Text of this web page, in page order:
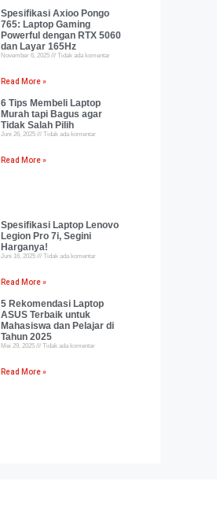
Spesifikasi Axioo Pongo
765: Laptop Gaming
Powerful dengan RTX 5060
dan Layar 165Hz
November 6, 2025 Tidak ada komentar
Read More »
6 Tips Membeli Laptop
Murah tapi Bagus agar
Tidak Salah Pilih
Juni 26, 2025 Tidak ada komentar
Read More »
Spesifikasi Laptop Lenovo
Legion Pro 7i, Segini
Harganya!
Juni 16, 2025 Tidak ada komentar
Read More »
5 Rekomendasi Laptop
ASUS Terbaik untuk
Mahasiswa dan Pelajar di
Tahun 2025
Mei 29, 2025 Tidak ada komentar
Read More »